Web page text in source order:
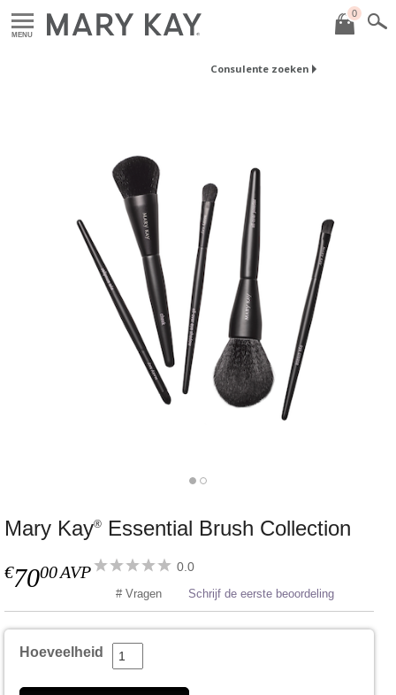
MENU
0
Consulente zoeken
Mary Kay® Essential Brush Collection
€7000AVP 0.0
# Vragen Schrijf de eerste beoordeling
Hoeveelheid